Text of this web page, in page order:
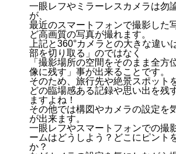
一眼レフやミラーレスカメラは勿
が、
最近のスマートフォンで撮影した
ど高画質の写真が撮れます。
上記と360°カメラとの大きな違い
部を切り取る」のではなく
「撮影場所の空間をそのまま全方
像に残す」事が出来ることです。
そのため、旅行先や絶景スポット
どの臨場感ある記録や思い出を残
ますよね！
その他では構図やカメラの設定を
が出来ます。
一眼レフやスマートフォンでの撮
ームはどうしよう？どこにピント
か？